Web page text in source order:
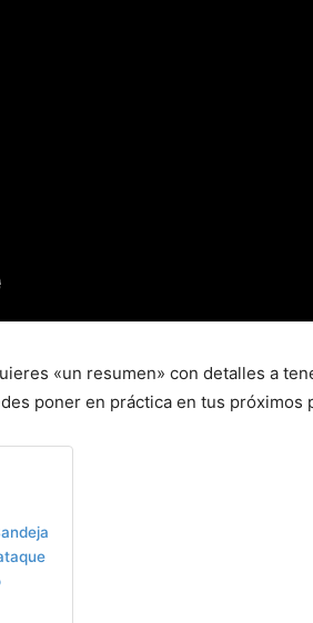
«un resumen» con detalles a
poner en práctica en tus próximos